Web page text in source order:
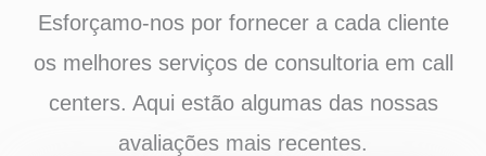
Esforçamo-nos por fornecer a cada cliente
os melhores serviços de consultoria em call
centers. Aqui estão algumas das nossas
avaliações mais recentes.